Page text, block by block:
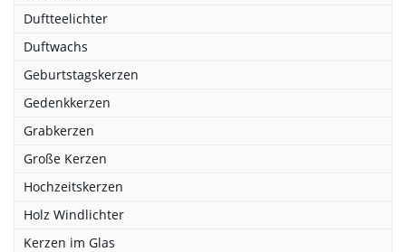
Duftteelichter
Duftwachs
Geburtstagskerzen
Gedenkkerzen
Grabkerzen
Große Kerzen
Hochzeitskerzen
Holz Windlichter
Kerzen im Glas